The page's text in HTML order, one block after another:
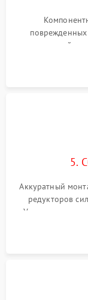
двигателей,
лидара или
5.
Аккуратный
редукторов
Установка
микрофибры,